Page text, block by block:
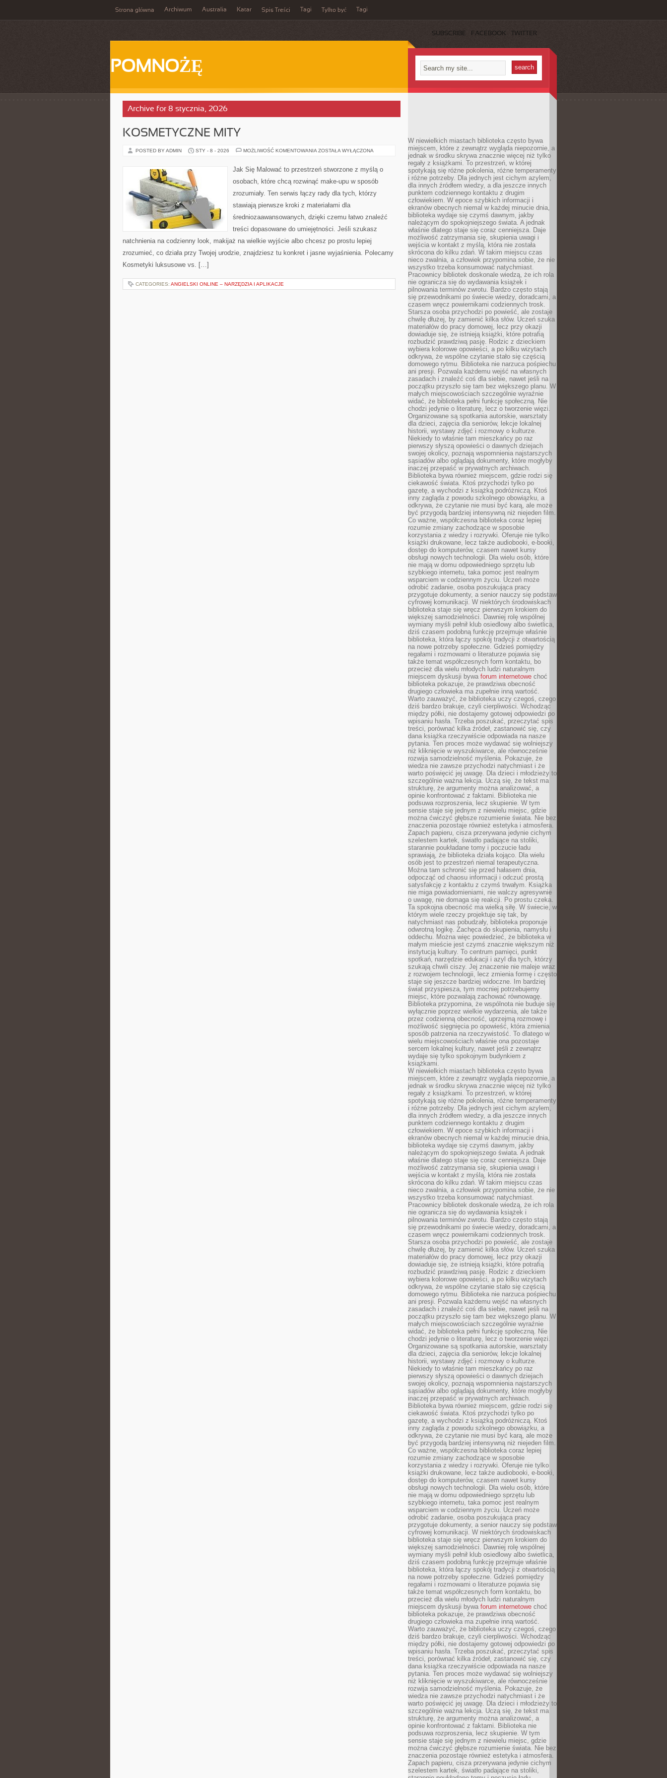
Strona główna Archiwum Australia Katar Spis Treści Tagi Tylko być Tagi
SUBSCRIBE FACEBOOK TWITTER
POMNOŻĘ
Archive for 8 stycznia, 2026
KOSMETYCZNE MITY
POSTED BY ADMIN STY - 8 - 2026 MOŻLIWOŚĆ KOMENTOWANIA KOSMETYCZNE
ZOSTAŁA WYŁĄCZONA
Jak Się Malować to przestrzeń stworzone z myślą o
osobach, które chcą rozwinąć make-upu w sposób
zrozumiały. Ten serwis łączy rady dla tych, którzy
stawiają pierwsze kroki z materiałami dla
średniozaawansowanych, dzięki czemu łatwo znaleźć
treści dopasowane do umiejętności. Jeśli szukasz
natchnienia na codzienny look, makijaż na wielkie wyjście albo chcesz po prostu lepiej
zrozumieć, co działa przy Twojej urodzie, znajdziesz tu konkret i jasne wyjaśnienia. Polecamy
Kosmetyki luksusowe vs. […]
CATEGORIES: ANGIELSKI ONLINE – NARZĘDZIA I APLIKACJE
W niewielkich miastach biblioteka często bywa
miejscem, które z zewnątrz wygląda niepozornie, a
jednak w środku skrywa znacznie więcej niż tylko
regały z książkami. To przestrzeń, w której
spotykają się różne pokolenia, różne temperamenty
i różne potrzeby. Dla jednych jest cichym azylem,
dla innych źródłem wiedzy, a dla jeszcze innych
punktem codziennego kontaktu z drugim
człowiekiem. W epoce szybkich informacji i
ekranów obecnych niemal w każdej minucie dnia,
biblioteka wydaje się czymś dawnym, jakby
należącym do spokojniejszego świata. A jednak
właśnie dlatego staje się coraz cenniejsza. Daje
możliwość zatrzymania się, skupienia uwagi i
wejścia w kontakt z myślą, która nie została
skrócona do kilku zdań. W takim miejscu czas
nieco zwalnia, a człowiek przypomina sobie, że nie
wszystko trzeba konsumować natychmiast.
Pracownicy bibliotek doskonale wiedzą, że ich rola
nie ogranicza się do wydawania książek i
pilnowania terminów zwrotu. Bardzo często stają
się przewodnikami po świecie wiedzy, doradcami, a
czasem wręcz powiernikami codziennych trosk.
Starsza osoba przychodzi po powieść, ale zostaje
chwilę dłużej, by zamienić kilka słów. Uczeń szuka
materiałów do pracy domowej, lecz przy okazji
dowiaduje się, że istnieją książki, które potrafią
rozbudzić prawdziwą pasję. Rodzic z dzieckiem
wybiera kolorowe opowieści, a po kilku wizytach
odkrywa, że wspólne czytanie stało się częścią
domowego rytmu. Biblioteka nie narzuca pośpiechu
ani presji. Pozwala każdemu wejść na własnych
zasadach i znaleźć coś dla siebie, nawet jeśli na
początku przyszło się tam bez większego planu. W
małych miejscowościach szczególnie wyraźnie
widać, że biblioteka pełni funkcję społeczną. Nie
chodzi jedynie o literaturę, lecz o tworzenie więzi.
Organizowane są spotkania autorskie, warsztaty
dla dzieci, zajęcia dla seniorów, lekcje lokalnej
historii, wystawy zdjęć i rozmowy o kulturze.
Niekiedy to właśnie tam mieszkańcy po raz
pierwszy słyszą opowieści o dawnych dziejach
swojej okolicy, poznają wspomnienia najstarszych
sąsiadów albo oglądają dokumenty, które mogłyby
inaczej przepaść w prywatnych archiwach.
Biblioteka bywa również miejscem, gdzie rodzi się
ciekawość świata. Ktoś przychodzi tylko po
gazetę, a wychodzi z książką podróżniczą. Ktoś
inny zagląda z powodu szkolnego obowiązku, a
odkrywa, że czytanie nie musi być karą, ale może
być przygodą bardziej intensywną niż niejeden film.
Co ważne, współczesna biblioteka coraz lepiej
rozumie zmiany zachodzące w sposobie
korzystania z wiedzy i rozrywki. Oferuje nie tylko
książki drukowane, lecz także audiobooki, e-booki,
dostęp do komputerów, czasem nawet kursy
obsługi nowych technologii. Dla wielu osób, które
nie mają w domu odpowiedniego sprzętu lub
szybkiego internetu, taka pomoc jest realnym
wsparciem w codziennym życiu. Uczeń może
odrobić zadanie, osoba poszukująca pracy
przygotuje dokumenty, a senior nauczy się podstaw
cyfrowej komunikacji. W niektórych środowiskach
biblioteka staje się wręcz pierwszym krokiem do
większej samodzielności. Dawniej rolę wspólnej
wymiany myśli pełnił klub osiedlowy albo świetlica,
dziś czasem podobną funkcję przejmuje właśnie
biblioteka, która łączy spokój tradycji z otwartością
na nowe potrzeby społeczne. Gdzieś pomiędzy
regałami i rozmowami o literaturze pojawia się
także temat współczesnych form kontaktu, bo
przecież dla wielu młodych ludzi naturalnym
miejscem dyskusji bywa forum internetowe choć
biblioteka pokazuje, że prawdziwa obecność
drugiego człowieka ma zupełnie inną wartość.
Warto zauważyć, że biblioteka uczy czegoś, czego
dziś bardzo brakuje, czyli cierpliwości. Wchodząc
między półki, nie dostajemy gotowej odpowiedzi po
wpisaniu hasła. Trzeba poszukać, przeczytać spis
treści, porównać kilka źródeł, zastanowić się, czy
dana książka rzeczywiście odpowiada na nasze
pytania. Ten proces może wydawać się wolniejszy
niż kliknięcie w wyszukiwarce, ale równocześnie
rozwija samodzielność myślenia. Pokazuje, że
wiedza nie zawsze przychodzi natychmiast i że
warto poświęcić jej uwagę. Dla dzieci i młodzieży to
szczególnie ważna lekcja. Uczą się, że tekst ma
strukturę, że argumenty można analizować, a
opinie konfrontować z faktami. Biblioteka nie
podsuwa rozproszenia, lecz skupienie. W tym
sensie staje się jednym z niewielu miejsc, gdzie
można ćwiczyć głębsze rozumienie świata. Nie bez
znaczenia pozostaje również estetyka i atmosfera.
Zapach papieru, cisza przerywana jedynie cichym
szelestem kartek, światło padające na stoliki,
starannie poukładane tomy i poczucie ładu
sprawiają, że biblioteka działa kojąco. Dla wielu
osób jest to przestrzeń niemal terapeutyczna.
Można tam schronić się przed hałasem dnia,
odpocząć od chaosu informacji i odczuć prostą
satysfakcję z kontaktu z czymś trwałym. Książka
nie miga powiadomieniami, nie walczy agresywnie
o uwagę, nie domaga się reakcji. Po prostu czeka.
Ta spokojna obecność ma wielką siłę. W świecie, w
którym wiele rzeczy projektuje się tak, by
natychmiast nas pobudzały, biblioteka proponuje
odwrotną logikę. Zachęca do skupienia, namysłu i
oddechu. Można więc powiedzieć, że biblioteka w
małym mieście jest czymś znacznie większym niż
instytucją kultury. To centrum pamięci, punkt
spotkań, narzędzie edukacji i azyl dla tych, którzy
szukają chwili ciszy. Jej znaczenie nie maleje wraz
z rozwojem technologii, lecz zmienia formę i często
staje się jeszcze bardziej widoczne. Im bardziej
świat przyspiesza, tym mocniej potrzebujemy
miejsc, które pozwalają zachować równowagę.
Biblioteka przypomina, że wspólnota nie buduje się
wyłącznie poprzez wielkie wydarzenia, ale także
przez codzienną obecność, uprzejmą rozmowę i
możliwość sięgnięcia po opowieść, która zmienia
sposób patrzenia na rzeczywistość. To dlatego w
wielu miejscowościach właśnie ona pozostaje
sercem lokalnej kultury, nawet jeśli z zewnątrz
wydaje się tylko spokojnym budynkiem z
książkami.
W niewielkich miastach biblioteka często bywa
miejscem, które z zewnątrz wygląda niepozornie, a
jednak w środku skrywa znacznie więcej niż tylko
regały z książkami. To przestrzeń, w której
spotykają się różne pokolenia, różne temperamenty
i różne potrzeby. Dla jednych jest cichym azylem,
dla innych źródłem wiedzy, a dla jeszcze innych
punktem codziennego kontaktu z drugim
człowiekiem. W epoce szybkich informacji i
ekranów obecnych niemal w każdej minucie dnia,
biblioteka wydaje się czymś dawnym, jakby
należącym do spokojniejszego świata. A jednak
właśnie dlatego staje się coraz cenniejsza. Daje
możliwość zatrzymania się, skupienia uwagi i
wejścia w kontakt z myślą, która nie została
skrócona do kilku zdań. W takim miejscu czas
nieco zwalnia, a człowiek przypomina sobie, że nie
wszystko trzeba konsumować natychmiast.
Pracownicy bibliotek doskonale wiedzą, że ich rola
nie ogranicza się do wydawania książek i
pilnowania terminów zwrotu. Bardzo często stają
się przewodnikami po świecie wiedzy, doradcami, a
czasem wręcz powiernikami codziennych trosk.
Starsza osoba przychodzi po powieść, ale zostaje
chwilę dłużej, by zamienić kilka słów. Uczeń szuka
materiałów do pracy domowej, lecz przy okazji
dowiaduje się, że istnieją książki, które potrafią
rozbudzić prawdziwą pasję. Rodzic z dzieckiem
wybiera kolorowe opowieści, a po kilku wizytach
odkrywa, że wspólne czytanie stało się częścią
domowego rytmu. Biblioteka nie narzuca pośpiechu
ani presji. Pozwala każdemu wejść na własnych
zasadach i znaleźć coś dla siebie, nawet jeśli na
początku przyszło się tam bez większego planu. W
małych miejscowościach szczególnie wyraźnie
widać, że biblioteka pełni funkcję społeczną. Nie
chodzi jedynie o literaturę, lecz o tworzenie więzi.
Organizowane są spotkania autorskie, warsztaty
dla dzieci, zajęcia dla seniorów, lekcje lokalnej
historii, wystawy zdjęć i rozmowy o kulturze.
Niekiedy to właśnie tam mieszkańcy po raz
pierwszy słyszą opowieści o dawnych dziejach
swojej okolicy, poznają wspomnienia najstarszych
sąsiadów albo oglądają dokumenty, które mogłyby
inaczej przepaść w prywatnych archiwach.
Biblioteka bywa również miejscem, gdzie rodzi się
ciekawość świata. Ktoś przychodzi tylko po
gazetę, a wychodzi z książką podróżniczą. Ktoś
inny zagląda z powodu szkolnego obowiązku, a
odkrywa, że czytanie nie musi być karą, ale może
być przygodą bardziej intensywną niż niejeden film.
Co ważne, współczesna biblioteka coraz lepiej
rozumie zmiany zachodzące w sposobie
korzystania z wiedzy i rozrywki. Oferuje nie tylko
książki drukowane, lecz także audiobooki, e-booki,
dostęp do komputerów, czasem nawet kursy
obsługi nowych technologii. Dla wielu osób, które
nie mają w domu odpowiedniego sprzętu lub
szybkiego internetu, taka pomoc jest realnym
wsparciem w codziennym życiu. Uczeń może
odrobić zadanie, osoba poszukująca pracy
przygotuje dokumenty, a senior nauczy się podstaw
cyfrowej komunikacji. W niektórych środowiskach
biblioteka staje się wręcz pierwszym krokiem do
większej samodzielności. Dawniej rolę wspólnej
wymiany myśli pełnił klub osiedlowy albo świetlica,
dziś czasem podobną funkcję przejmuje właśnie
biblioteka, która łączy spokój tradycji z otwartością
na nowe potrzeby społeczne. Gdzieś pomiędzy
regałami i rozmowami o literaturze pojawia się
także temat współczesnych form kontaktu, bo
przecież dla wielu młodych ludzi naturalnym
miejscem dyskusji bywa forum internetowe choć
biblioteka pokazuje, że prawdziwa obecność
drugiego człowieka ma zupełnie inną wartość.
Warto zauważyć, że biblioteka uczy czegoś, czego
dziś bardzo brakuje, czyli cierpliwości. Wchodząc
między półki, nie dostajemy gotowej odpowiedzi po
wpisaniu hasła. Trzeba poszukać, przeczytać spis
treści, porównać kilka źródeł, zastanowić się, czy
dana książka rzeczywiście odpowiada na nasze
pytania. Ten proces może wydawać się wolniejszy
niż kliknięcie w wyszukiwarce, ale równocześnie
rozwija samodzielność myślenia. Pokazuje, że
wiedza nie zawsze przychodzi natychmiast i że
warto poświęcić jej uwagę. Dla dzieci i młodzieży to
szczególnie ważna lekcja. Uczą się, że tekst ma
strukturę, że argumenty można analizować, a
opinie konfrontować z faktami. Biblioteka nie
podsuwa rozproszenia, lecz skupienie. W tym
sensie staje się jednym z niewielu miejsc, gdzie
można ćwiczyć głębsze rozumienie świata. Nie bez
znaczenia pozostaje również estetyka i atmosfera.
Zapach papieru, cisza przerywana jedynie cichym
szelestem kartek, światło padające na stoliki,